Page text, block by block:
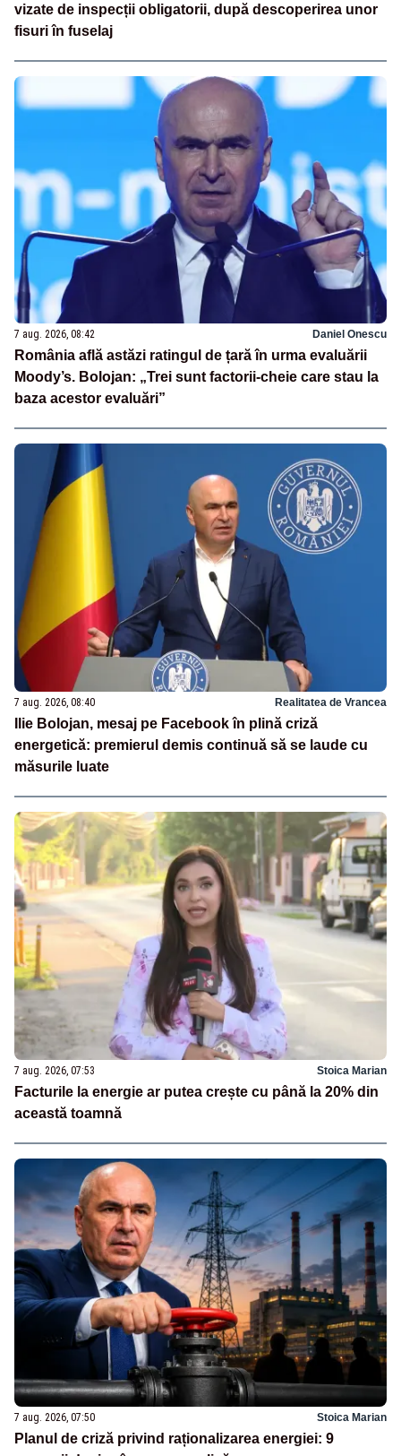
vizate de inspecții obligatorii, după descoperirea unor
fisuri în fuselaj
7 aug. 2026, 08:42 Daniel Onescu
România află astăzi ratingul de țară în urma evaluării
Moody’s. Bolojan: „Trei sunt factorii-cheie care stau la
baza acestor evaluări”
7 aug. 2026, 08:40 Realitatea de Vrancea
Ilie Bolojan, mesaj pe Facebook în plină criză
energetică: premierul demis continuă să se laude cu
măsurile luate
7 aug. 2026, 07:53 Stoica Marian
Facturile la energie ar putea crește cu până la 20% din
această toamnă
7 aug. 2026, 07:50 Stoica Marian
Planul de criză privind raționalizarea energiei: 9